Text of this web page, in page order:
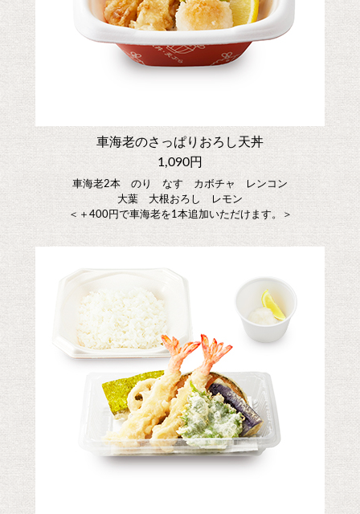
車海老のさっぱりおろし天丼
1,090円
車海老2本 のり なす カボチャ レンコン
大葉 大根おろし レモン
＜＋400円で車海老を1本追加いただけます。＞